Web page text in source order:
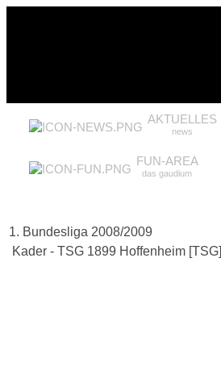
AKTUELLES
news
FUN-AREA
das gaudium
1. Bundesliga 2008/2009
Kader - TSG 1899 Hoffenheim [TSG]